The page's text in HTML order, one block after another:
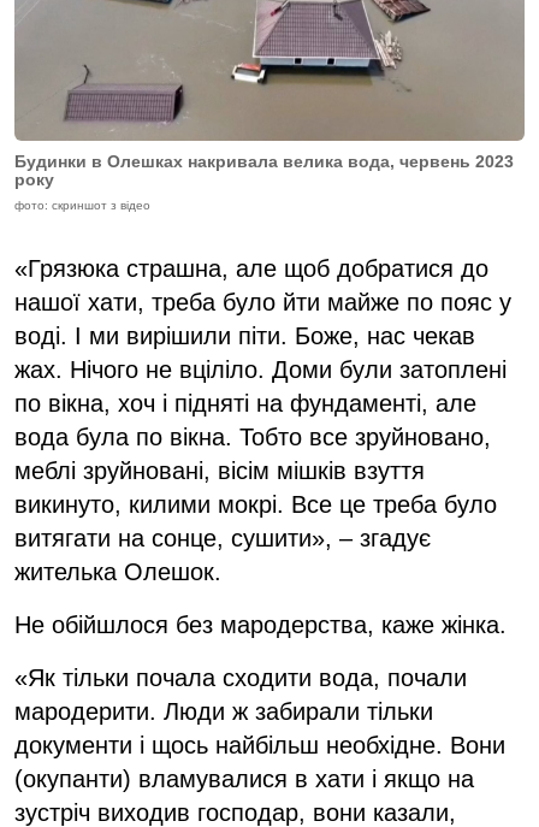
Будинки в Олешках накривала велика вода, червень 2023
року
фото: скриншот з відео
«Грязюка страшна, але щоб добратися до
нашої хати, треба було йти майже по пояс у
воді. І ми вирішили піти. Боже, нас чекав
жах. Нічого не вціліло. Доми були затоплені
по вікна, хоч і підняті на фундаменті, але
вода була по вікна. Тобто все зруйновано,
меблі зруйновані, вісім мішків взуття
викинуто, килими мокрі. Все це треба було
витягати на сонце, сушити», – згадує
жителька Олешок.
Не обійшлося без мародерства, каже жінка.
«Як тільки почала сходити вода, почали
мародерити. Люди ж забирали тільки
документи і щось найбільш необхідне. Вони
(окупанти) вламувалися в хати і якщо на
зустріч виходив господар, вони казали,